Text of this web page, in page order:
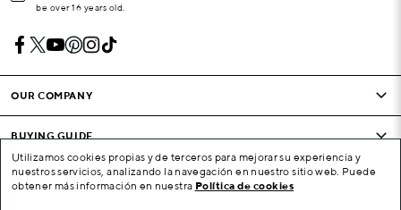
be over 16 years old.
OUR COMPANY
BUYING GUIDE
CONDITIONS AND COMPANY
Utilizamos cookies propias y de terceros para mejorar su experiencia y
nuestros servicios, analizando la navegación en nuestro sitio web. Puede
obtener más información en nuestra Política de cookies